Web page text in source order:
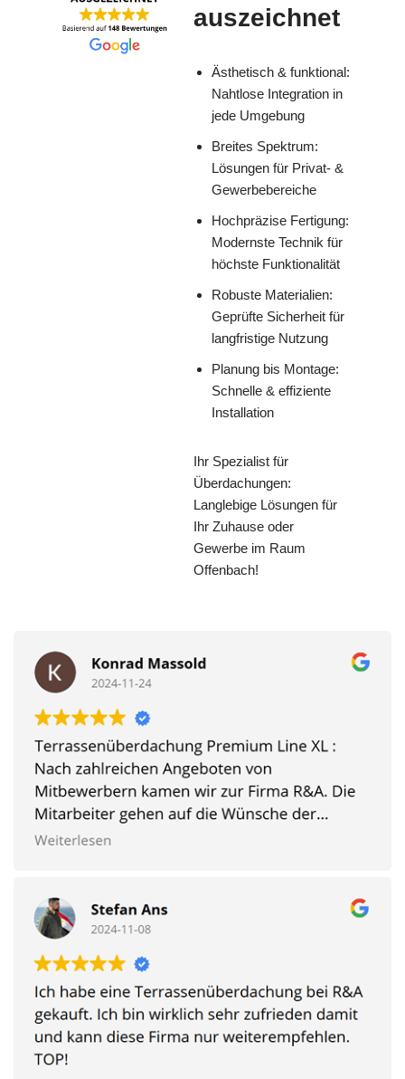
auszeichnet
Ästhetisch & funktional:
Nahtlose Integration in
jede Umgebung
Breites Spektrum:
Lösungen für Privat- &
Gewerbebereiche
Hochpräzise Fertigung:
Modernste Technik für
höchste Funktionalität
Robuste Materialien:
Geprüfte Sicherheit für
langfristige Nutzung
Planung bis Montage:
Schnelle & effiziente
Installation
Ihr Spezialist für
Überdachungen:
Langlebige Lösungen für
Ihr Zuhause oder
Gewerbe im Raum
Offenbach!